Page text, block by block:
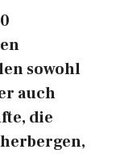
sowohl
auch
die